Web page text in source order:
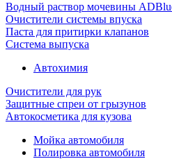
Водный раствор мочевины
Очистители системы впуска
Паста для притирки клапанов
Система выпуска
Автохимия
Очистители для рук
Защитные спреи от грызунов
Автокосметика для кузова
Мойка автомобиля
Полировка автомобиля